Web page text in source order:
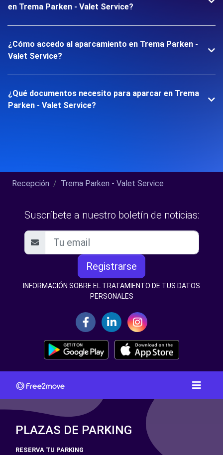
en Trema Parken - Valet Service?
¿Cómo accedo al aparcamiento en Trema Parken -
Valet Service?
¿Qué documentos necesito para aparcar en Trema
Parken - Valet Service?
Recepción Trema Parken - Valet Service
Suscríbete a nuestro boletín de noticias:
Registrarse
INFORMACIÓN SOBRE EL TRATAMIENTO DE TUS DATOS
PERSONALES
PLAZAS DE PARKING
RESERVA TU PARKING